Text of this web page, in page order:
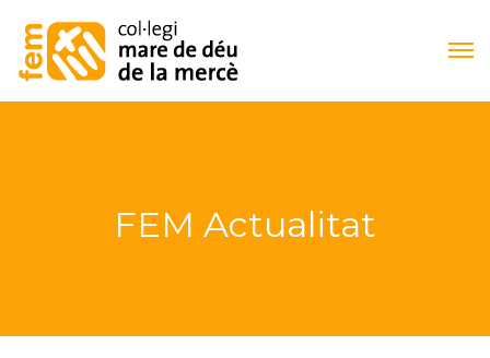
FEM Actualitat